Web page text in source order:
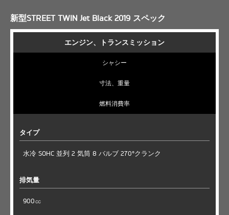
新型STREET TWIN Jet Black 2019 スペック
エンジン、トランスミッション
シャシー
寸法、重量
燃料消費率
タイプ
水冷 SOHC 並列 2 気筒 8 バルブ 270°クランク
排気量
900㏄